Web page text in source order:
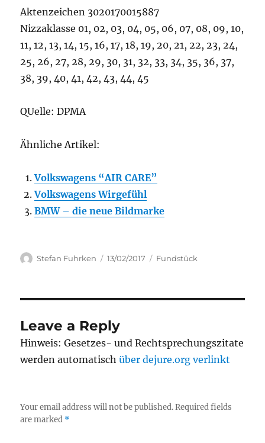
Aktenzeichen 3020170015887
Nizzaklasse 01, 02, 03, 04, 05, 06, 07, 08, 09, 10,
11, 12, 13, 14, 15, 16, 17, 18, 19, 20, 21, 22, 23, 24,
25, 26, 27, 28, 29, 30, 31, 32, 33, 34, 35, 36, 37,
38, 39, 40, 41, 42, 43, 44, 45
QUelle: DPMA
Ähnliche Artikel:
Volkswagens “AIR CARE”
Volkswagens Wirgefühl
BMW – die neue Bildmarke
Author
Stefan Fuhrken
Posted
13/02/2017 Categories
Fundstück
Leave a Reply
Hinweis: Gesetzes- und Rechtsprechungszitate
werden automatischüber dejure.org verlinkt
Your email address will not be published. Required fields
are marked *